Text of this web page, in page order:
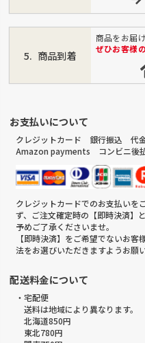
商品到着
商品をお届
ぜひお客様
お支払いについて
クレジットカード 銀行振込 代
Amazon payments コンビニ後
クレジットカードでのお支払いを
ず、ご注文確定時の【即時決済】と
予めご了承くださいませ。
【即時決済】をご希望でないお
法をお選びいただきますようお願
配送料金について
・宅配便
送料は地域により異なります。
北海道850円
東北780円